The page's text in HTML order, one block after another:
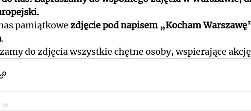
pamiątkowe zdjęcie pod napisem „Kocham
.
do zdjęcia wszystkie chętne osoby, wspierające akcję